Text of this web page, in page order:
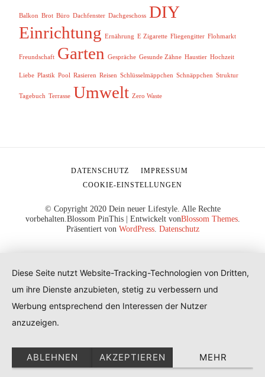
Balkon Brot Büro Dachfenster Dachgeschoss DIY
Einrichtung Ernährung E Zigarette Fliegengitter Flohmarkt
Freundschaft Garten Gespräche Gesunde Zähne Haustier Hochzeit
Liebe Plastik Pool Rasieren Reisen Schlüsselmäppchen Schnäppchen Struktur
Tagebuch Terrasse Umwelt Zero Waste
© Copyright 2020 Dein neuer Lifestyle. Alle Rechte
vorbehalten.Blossom PinThis | Entwickelt vonBlossom Themes.
Präsentiert von WordPress. Datenschutz
DATENSCHUTZ
IMPRESSUM
COOKIE-EINSTELLUNGEN
Diese Seite nutzt Website-Tracking-Technologien von Dritten,
um ihre Dienste anzubieten, stetig zu verbessern und
Werbung entsprechend den Interessen der Nutzer
anzuzeigen.
ABLEHNEN AKZEPTIEREN MEHR